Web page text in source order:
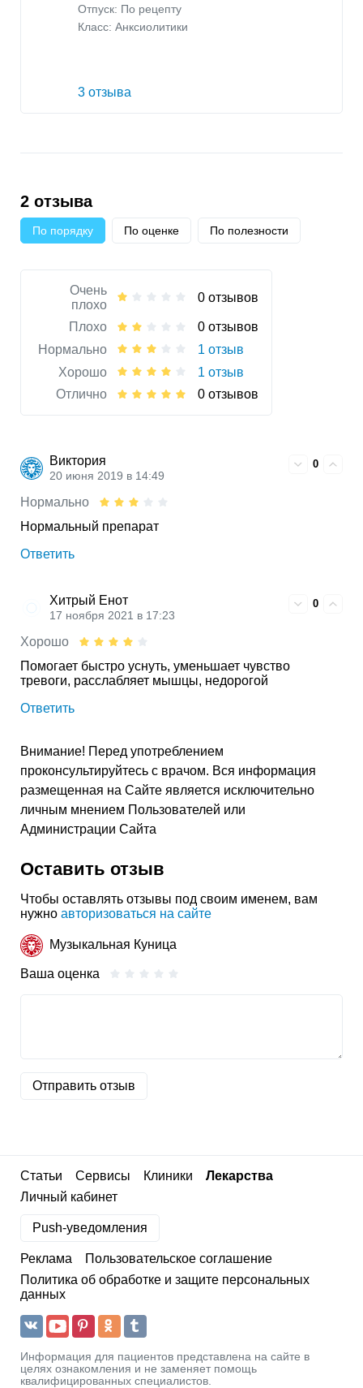
Отпуск: По рецепту
Класс: Анксиолитики
3 отзыва
2 отзыва
По порядку По оценке По полезности
Очень
плохо
0 отзывов
Плохо
0 отзывов
Нормально
1 отзыв
Хорошо
1 отзыв
Отлично
0 отзывов
Виктория
20 июня 2019 в 14:49
0
Нормально
Нормальный препарат
Ответить
Хитрый Енот
17 ноября 2021 в 17:23
0
Хорошо
Помогает быстро уснуть, уменьшает чувство
тревоги, расслабляет мышцы, недорогой
Ответить
Внимание! Перед употреблением
проконсультируйтесь с врачом. Вся информация
размещенная на Сайте является исключительно
личным мнением Пользователей или
Администрации Сайта
Оставить отзыв
Чтобы оставлять отзывы под своим именем, вам
нужно авторизоваться на сайте
Музыкальная Куница
Ваша оценка
Отправить отзыв
Статьи Сервисы Клиники
Лекарства
Личный кабинет
Push-уведомления
Реклама
Пользовательское соглашение
Политика об обработке и защите персональных
данных
Информация для пациентов представлена на сайте в
целях ознакомления и не заменяет помощь
квалифицированных специалистов.